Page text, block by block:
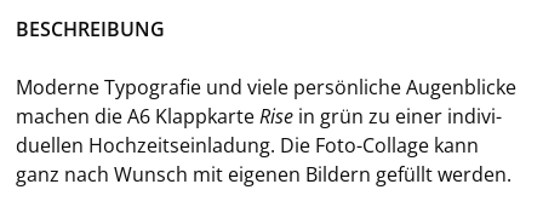
BE­SCHREI­BUNG
Mo­der­ne Ty­po­gra­fie und viele per­sön­li­che Au­gen­bli­cke
ma­chen die A6 Klapp­kar­teRise in grün zu einer in­di­vi­
du­el­len Hoch­zeits­ein­la­dung. Die Foto-​Collage kann
ganz nach Wunsch mit ei­ge­nen Bil­dern ge­füllt wer­den.